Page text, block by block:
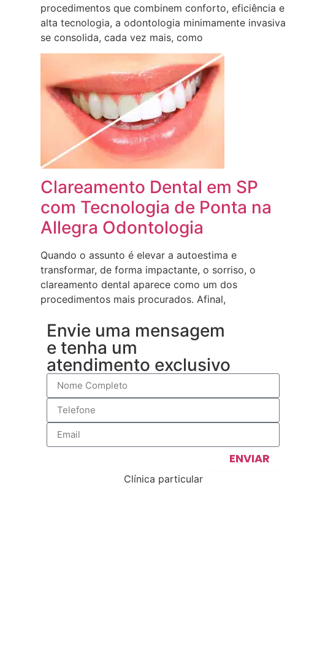
procedimentos que combinem conforto, eficiência e
alta tecnologia, a odontologia minimamente invasiva
se consolida, cada vez mais, como
Clareamento Dental em SP
com Tecnologia de Ponta na
Allegra Odontologia
Quando o assunto é elevar a autoestima e
transformar, de forma impactante, o sorriso, o
clareamento dental aparece como um dos
procedimentos mais procurados. Afinal,
Envie uma mensagem
e tenha um
atendimento exclusivo
ENVIAR
Clínica particular